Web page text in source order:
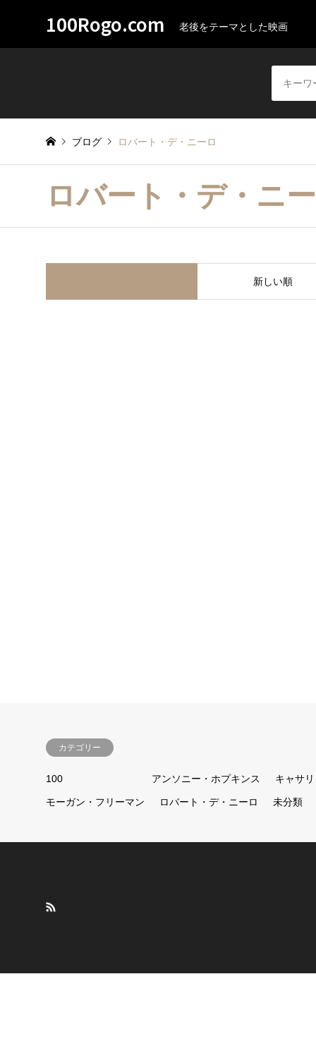
100Rogo.com 老後をテーマとした映画
ブログ ロバート・デ・ニーロ
ロバート・デ・ニ
新しい順
カテゴリー
100 アンソニー・ホプキンス キャサ
モーガン・フリーマン ロバート・デ・ニーロ 未分類